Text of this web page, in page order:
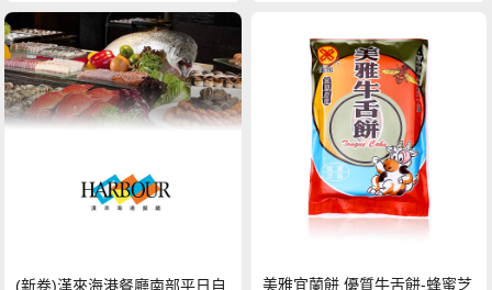
(新卷)漢來海港餐廳南部平日自 美雅宜蘭餅 優質牛舌餅-蜂蜜芝